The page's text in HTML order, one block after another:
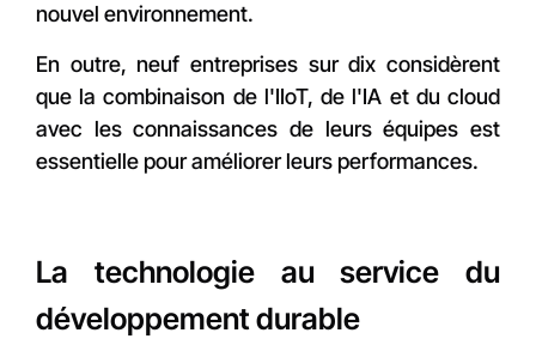
nouvel environnement.
En outre, neuf entreprises sur dix considèrent
que la combinaison de l'IIoT, de l'IA et du cloud
avec les connaissances de leurs équipes est
essentielle pour améliorer leurs performances.
La technologie au service du
développement durable